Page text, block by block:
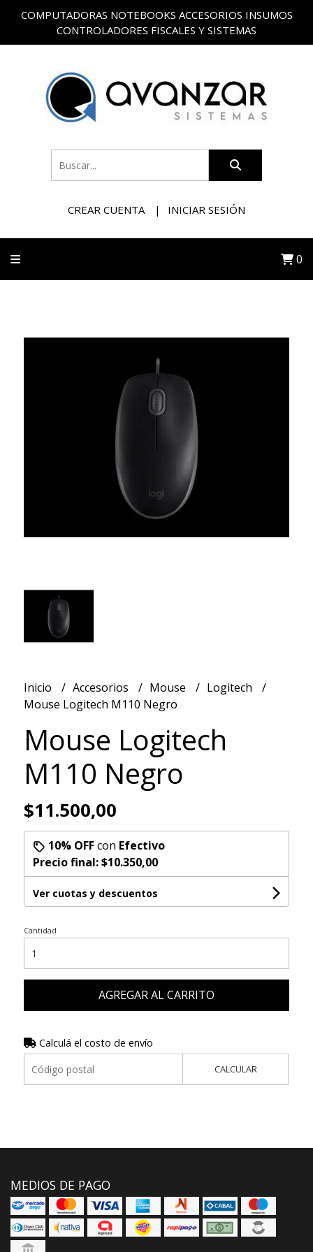
COMPUTADORAS NOTEBOOKS ACCESORIOS INSUMOS
CONTROLADORES FISCALES Y SISTEMAS
CREAR CUENTA INICIAR SESIÓN
0
Inicio Accesorios Mouse
Logitech
Mouse Logitech M110 Negro
Mouse Logitech
M110 Negro
$11.500,00
10% OFFcon Efectivo
Precio final:$10.350,00
Ver cuotas y descuentos
Cantidad
AGREGAR AL CARRITO
Calculá el costo de envío
CALCULAR
MEDIOS DE PAGO